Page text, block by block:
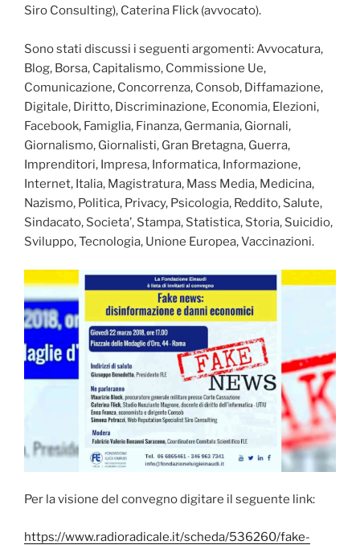
Siro Consulting), Caterina Flick (avvocato).
Sono stati discussi i seguenti argomenti: Avvocatura,
Blog, Borsa, Capitalismo, Commissione Ue,
Comunicazione, Concorrenza, Consob, Diffamazione,
Digitale, Diritto, Discriminazione, Economia, Elezioni,
Facebook, Famiglia, Finanza, Germania, Giornali,
Giornalismo, Giornalisti, Gran Bretagna, Guerra,
Imprenditori, Impresa, Informatica, Informazione,
Internet, Italia, Magistratura, Mass Media, Medicina,
Nazismo, Politica, Privacy, Psicologia, Reddito, Salute,
Sindacato, Societa’, Stampa, Statistica, Storia, Suicidio,
Sviluppo, Tecnologia, Unione Europea, Vaccinazioni.
Per la visione del convegno digitare il seguente link:
https://www.radioradicale.it/scheda/536260/fake-